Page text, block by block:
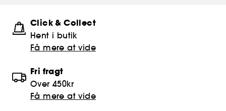
Click & Collect
Hent i butik
Få mere at vide
Fri fragt
Over 450kr
Få mere at vide